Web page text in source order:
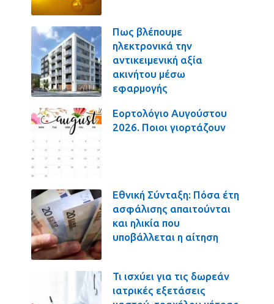
Πως βλέπουμε
ηλεκτρονικά την
αντικειμενική αξία
ακινήτου μέσω
εφαρμογής
Εορτολόγιο Αυγούστου
2026. Ποιοι γιορτάζουν
Εθνική Σύνταξη: Πόσα έτη
ασφάλισης απαιτούνται
και ηλικία που
υποβάλλεται η αίτηση
Τι ισχύει για τις δωρεάν
ιατρικές εξετάσεις